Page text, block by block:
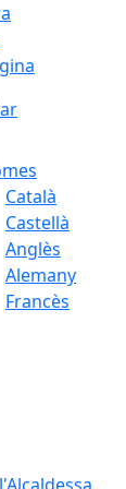
Català
Castellà
Anglès
Alemany
Francès